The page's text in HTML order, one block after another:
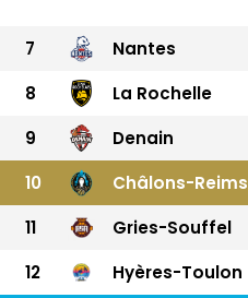
7 Nantes
8 La Rochelle
9 Denain
10 Châlons-Reims
11 Gries-Souffel
12 Hyères-Toulon